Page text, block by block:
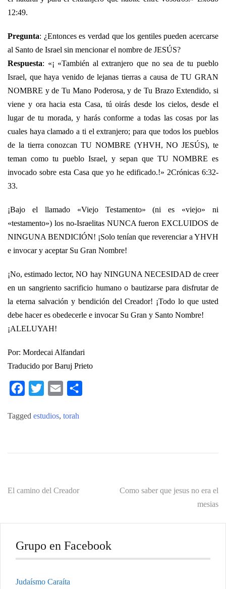
12:49.
Pregunta: ¿Entonces es verdad que los gentiles pueden acercarse
al Santo de Israel sin mencionar el nombre de JESÚS?
Respuesta: «¡ «También al extranjero que no sea de tu pueblo
Israel, que haya venido de lejanas tierras a causa de TU GRAN
NOMBRE y de Tu Mano Poderosa, y de Tu Brazo Extendido, si
viene y ora hacia esta Casa, tú oirás desde los cielos, desde el
lugar de tu morada, y harás conforme a todas las cosas por las
cuales haya clamado a ti el extranjero; para que todos los pueblos
de la tierra conozcan TU NOMBRE (YHVH, NO JESÚS), te
teman como tu pueblo Israel, y sepan que TU NOMBRE es
invocado sobre esta Casa que yo he edificado.!» 2Crónicas 6:32-
33.
¡Bajo el llamado «Viejo Testamento» (ni es «viejo» ni
«testamento») los no-Israelitas NUNCA fueron EXCLUIDOS de
NINGUNA BENDICIÓN! ¡Solo tenían que reverenciar a YHVH
e invocar y aceptar Su Gran Nombre!
¡No, estimado lector, NO hay NINGUNA NECESIDAD de creer
en un sangriento sacrificio humano o bautizarse para disfrutar de
la eterna salvación y bendición del Creador! ¡Todo lo que usted
debe hacer es obedecerle e invocar Su Gran y Santo Nombre!
¡ALELUYAH!
Por: Mordecai Alfandari
Traducido por Baruj Prieto
FacebookTwitter Email
Tagged estudios, torah
Navegación
El camino del Creador
Como saber que jesus no era el
mesias
Grupo en Facebook
Judaísmo Caraíta